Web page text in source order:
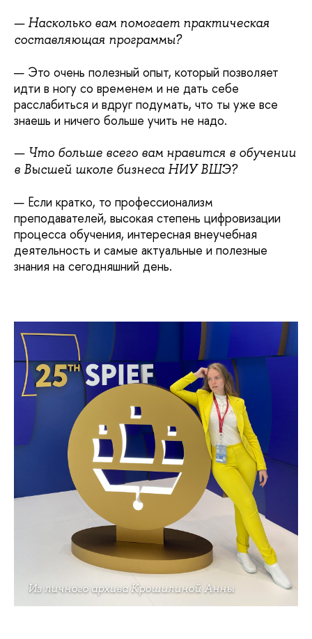
— Насколько вам помогает практическая
составляющая программы?
— Это очень полезный опыт, который позволяет
идти в ногу со временем и не дать себе
расслабиться и вдруг подумать, что ты уже все
знаешь и ничего больше учить не надо.
— Что больше всего вам нравится в обучении
в Высшей школе бизнеса НИУ ВШЭ?
— Если кратко, то профессионализм
преподавателей, высокая степень цифровизации
процесса обучения, интересная внеучебная
деятельность и самые актуальные и полезные
знания на сегодняшний день.
Из личного архива Крошилиной Анны